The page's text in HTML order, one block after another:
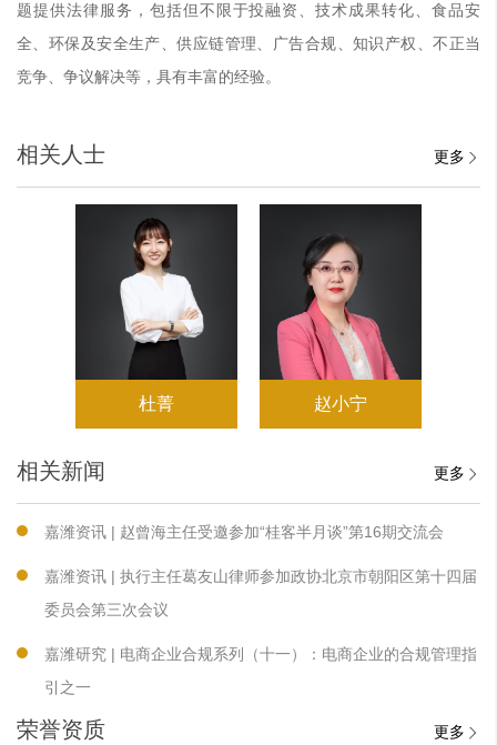
题提供法律服务，包括但不限于投融资、技术成果转化、食品安
全、环保及安全生产、供应链管理、广告合规、知识产权、不正当
竞争、争议解决等，具有丰富的经验。
相关人士 更多
杜菁 赵小宁
相关新闻 更多
嘉潍资讯 | 赵曾海主任受邀参加“桂客半月谈”第16期交流会
嘉潍资讯 | 执行主任葛友山律师参加政协北京市朝阳区第十四届
委员会第三次会议
嘉潍研究 | 电商企业合规系列（十一）：电商企业的合规管理指
引之一
荣誉资质 更多